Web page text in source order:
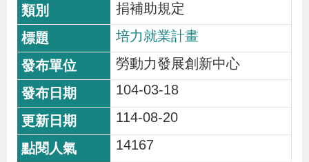
捐補助規定
培力就業計畫
勞動力發展創新中心
104-03-18
114-08-20
14167